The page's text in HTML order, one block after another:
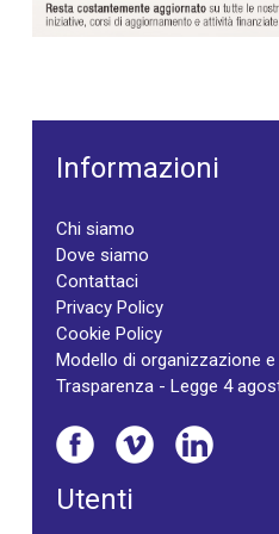
Informazioni
Chi siamo
Dove siamo
Contattaci
Privacy Policy
Cookie Policy
Modello di organizzazione
Trasparenza - Legge 4
Utenti